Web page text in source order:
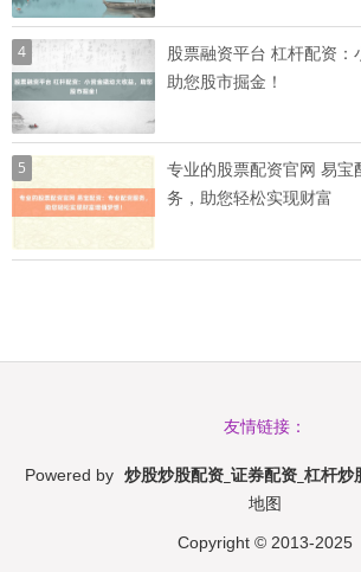
4
股票融资平台 杠杆配资：
助您股市掘金！
5
专业的股票配资官网 易宝
务，助您轻松实现财富
友情链接：
Powered by 炒股炒股配资_证券配资_杠杆炒
地图
Copyright © 2013-2025